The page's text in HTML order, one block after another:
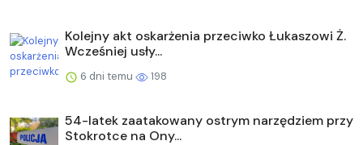
Kolejny akt oskarżenia przeciwko Łukaszowi Ż.
Wcześniej usły...
6 dni temu 198
54-latek zaatakowany ostrym narzędziem przy
Stokrotce na Ony...